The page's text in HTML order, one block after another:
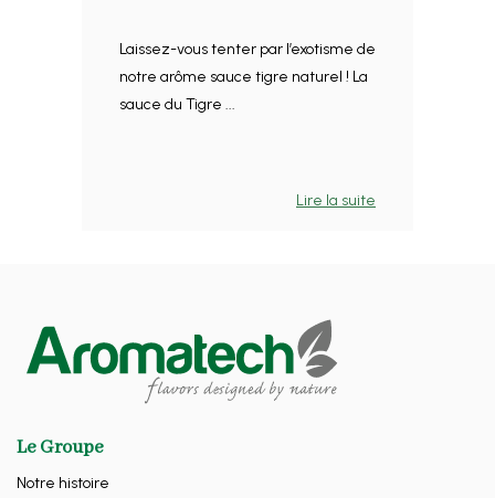
Laissez-vous tenter par l’exotisme de
notre arôme sauce tigre naturel ! La
sauce du Tigre ...
Lire la suite
Le Groupe
Notre histoire